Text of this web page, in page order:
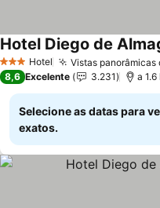
3 EstrelasHotel Vistas panorâmicas
Hotel Diego de
8,6 Excelente 3.231 a
Selecione as datas para
exatos.